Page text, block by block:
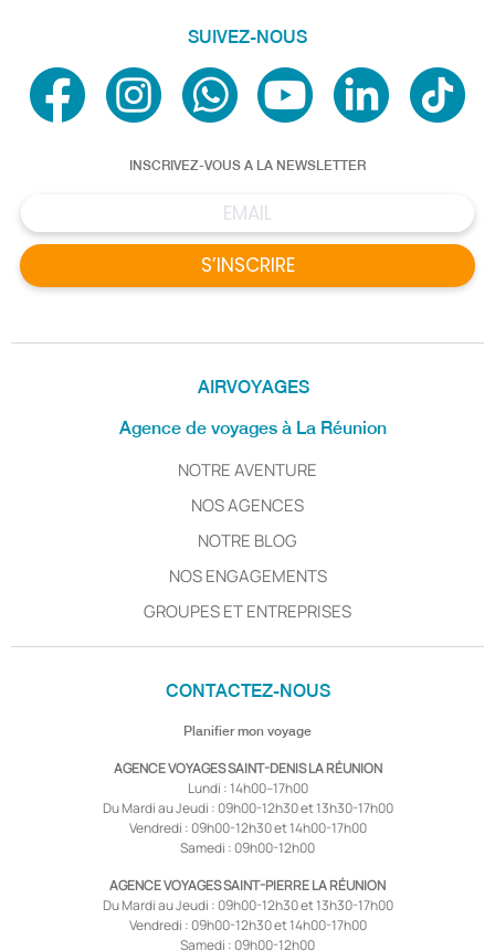
AIRVOYAGES
Agence de voyages à La Réunion
NOTRE AVENTURE
NOS AGENCES
NOTRE BLOG
NOS ENGAGEMENTS
GROUPES ET ENTREPRISES
SUIVEZ-NOUS
INSCRIVEZ-VOUS A LA NEWSLETTER
S’INSCRIRE
CONTACTEZ-NOUS
Planifier mon voyage
AGENCE VOYAGES SAINT-DENIS LA RÉUNION
Lundi : 14h00–17h00
Du Mardi au Jeudi : 09h00-12h30 et 13h30-17h00
Vendredi : 09h00-12h30 et 14h00-17h00
Samedi : 09h00-12h00
AGENCE VOYAGES SAINT-PIERRE LA RÉUNION
Du Mardi au Jeudi : 09h00-12h30 et 13h30-17h00
Vendredi : 09h00-12h30 et 14h00-17h00
Samedi : 09h00-12h00